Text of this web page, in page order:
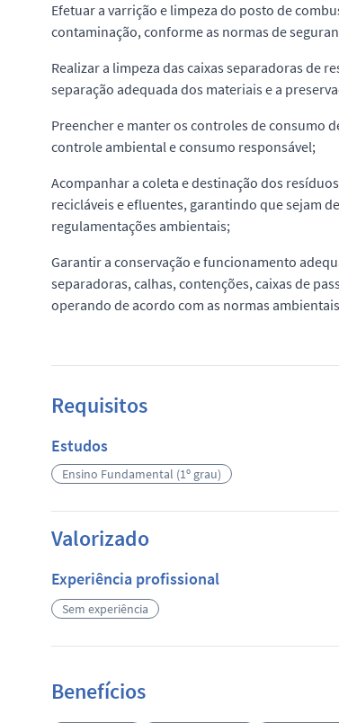
Efetuar a varrição e limpeza do posto de
contaminação, conforme as normas de
Realizar a limpeza das caixas separadoras de
separação adequada dos materiais e a
Preencher e manter os controles de consumo
controle ambiental e consumo responsável;
Acompanhar a coleta e destinação dos
recicláveis e efluentes, garantindo que sejam
regulamentações ambientais;
Garantir a conservação e funcionamento
separadoras, calhas, contenções, caixas de
operando de acordo com as normas
Requisitos
Estudos
Ensino Fundamental (1º grau)
Valorizado
Experiência profissional
Sem experiência
Benefícios